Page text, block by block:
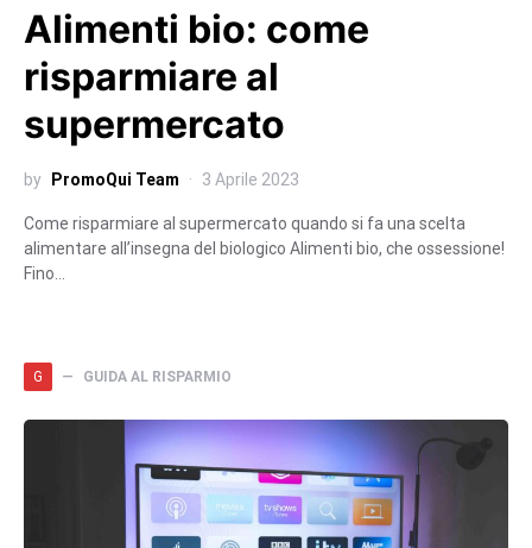
Alimenti bio: come
risparmiare al
supermercato
by PromoQui Team 3 Aprile 2023
Come risparmiare al supermercato quando si fa una scelta
alimentare all’insegna del biologico Alimenti bio, che ossessione!
Fino…
G GUIDA AL RISPARMIO